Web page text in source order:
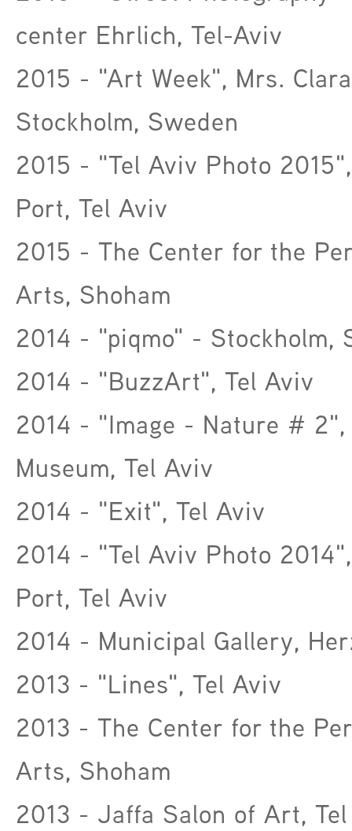
center Ehrlich, Tel-Aviv
2015 - "Art Week", Mrs.
Stockholm, Sweden
2015 - "Tel Aviv Photo
Port, Tel Aviv
2015 - The Center for the
Arts, Shoham
2014 - "piqmo" - Stockholm,
2014 - "BuzzArt", Tel Aviv
2014 - "Image - Nature #
Museum, Tel Aviv
2014 - "Exit", Tel Aviv
2014 - "Tel Aviv Photo
Port, Tel Aviv
2014 - Municipal Gallery,
2013 - "Lines", Tel Aviv
2013 - The Center for the
Arts, Shoham
2013 - Jaffa Salon of Art,